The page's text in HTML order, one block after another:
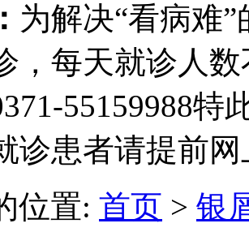
为解决“看病难
，每天就诊人
55159988特
诊患者请提前
位置: 首页 > 银